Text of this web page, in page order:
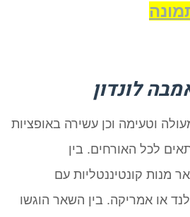
לונדון
וטעימה וכן עשירה באופציות
לכל האורחים. בין
מנות קונטיננטליות עם
או אמריקה. בין השאר הוגשו